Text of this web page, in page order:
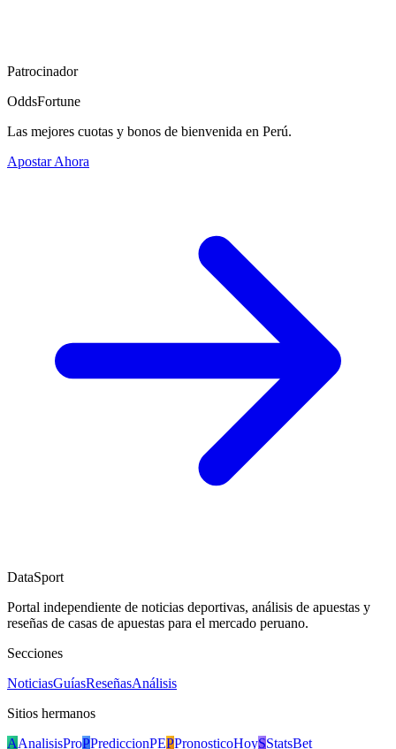
Patrocinador
OddsFortune
Las mejores cuotas y bonos de bienvenida en Perú.
Apostar Ahora
DataSport
Portal independiente de noticias deportivas, análisis de apuestas y
reseñas de casas de apuestas para el mercado peruano.
Secciones
NoticiasGuíasReseñasAnálisis
Sitios hermanos
AAnalisisProPPrediccionPEPPronosticoHoySStatsBet